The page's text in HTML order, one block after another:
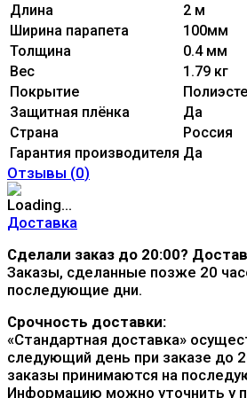
Длина
2 м
Ширина парапета
100мм
Толщина
0.4 мм
Вес
1.79 кг
Покрытие
Защитная плёнка
Да
Страна
Россия
Гарантия производителя Да
Отзывы (0)
Доставка
Сделали заказ до 20:00?
Заказы, сделанные позже 20
последующие дни.
Срочность доставки:
«Стандартная доставка»
следующий день при заказе до
заказы принимаются на
Информацию можно уточнить у